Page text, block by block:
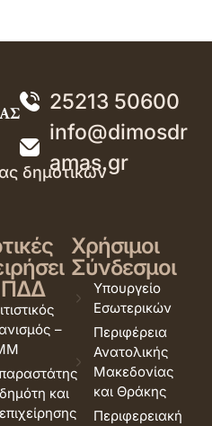
25213 50600
info@dimosdr
amas.gr
δημοτικών
–
και
Χρήσιμοι
Σύνδεσμοι
Υπουργείο
Εσωτερικών
Περιφέρεια
Ανατολικής
Μακεδονίας
και Θράκης
Περιφερειακή